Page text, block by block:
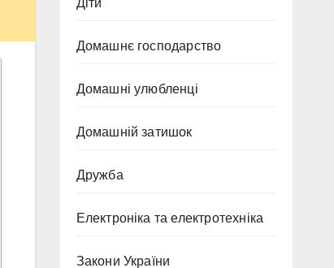
Діти
Домашнє господарство
Домашні улюбленці
Домашній затишок
Дружба
Електроніка та електротехніка
Закони України